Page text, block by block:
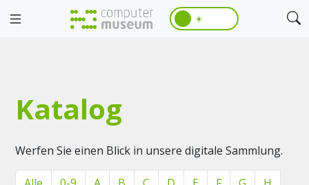
☀️
Katalog
Werfen Sie einen Blick in unsere digitale Sammlung.